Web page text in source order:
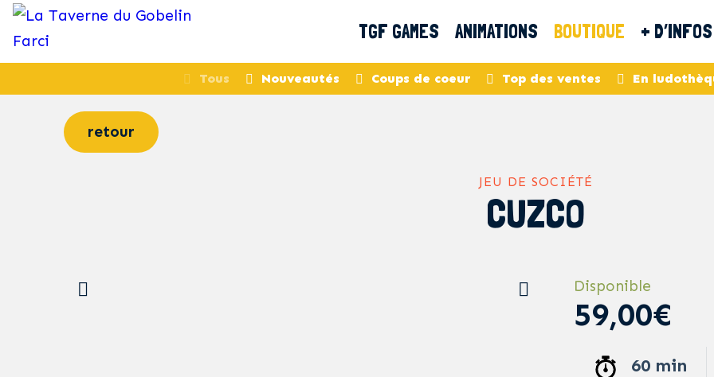
TGF GAMES ANIMATIONS BOUTIQUE + D’INFOS
Tous Nouveautés Coups de coeur Top des ventes En
retour
JEU DE SOCIÉTÉ
CUZCO
Disponible
59,00€
60 min